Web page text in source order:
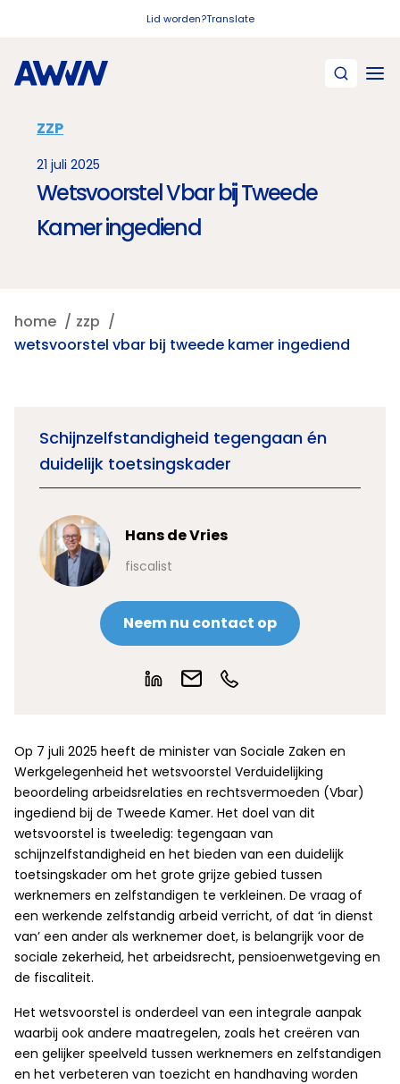
Lid worden?Translate
ZZP
21 juli 2025
Wetsvoorstel Vbar bij Tweede
Kamer ingediend
home
zzp
wetsvoorstel vbar bij tweede kamer ingediend
Schijnzelfstandigheid tegengaan én
duidelijk toetsingskader
Hans de Vries
fiscalist
Neem nu contact op
Op 7 juli 2025 heeft de minister van Sociale Zaken en
Werkgelegenheid het wetsvoorstel Verduidelijking
beoordeling arbeidsrelaties en rechtsvermoeden (Vbar)
ingediend bij de Tweede Kamer. Het doel van dit
wetsvoorstel is tweeledig: tegengaan van
schijnzelfstandigheid en het bieden van een duidelijk
toetsingskader om het grote grijze gebied tussen
werknemers en zelfstandigen te verkleinen. De vraag of
een werkende zelfstandig arbeid verricht, of dat ‘in dienst
van’ een ander als werknemer doet, is belangrijk voor de
sociale zekerheid, het arbeidsrecht, pensioenwetgeving en
de fiscaliteit.
Het wetsvoorstel is onderdeel van een integrale aanpak
waarbij ook andere maatregelen, zoals het creëren van
een gelijker speelveld tussen werknemers en zelfstandigen
en het verbeteren van toezicht en handhaving worden